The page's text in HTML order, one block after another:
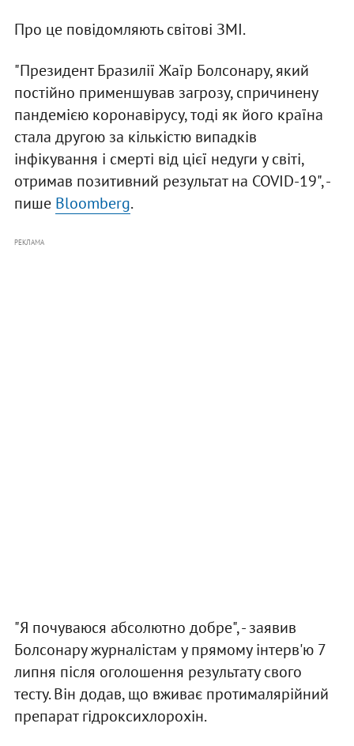
Про це повідомляють світові ЗМІ.
"Президент Бразилії Жаїр Болсонару, який
постійно применшував загрозу, спричинену
пандемією коронавірусу, тоді як його країна
стала другою за кількістю випадків
інфікування і смерті від цієї недуги у світі,
отримав позитивний результат на COVID-19", -
пише Bloomberg.
РЕКЛАМА
"Я почуваюся абсолютно добре", - заявив
Болсонару журналістам у прямому інтерв'ю 7
липня після оголошення результату свого
тесту. Він додав, що вживає протималярійний
препарат гідроксихлорохін.